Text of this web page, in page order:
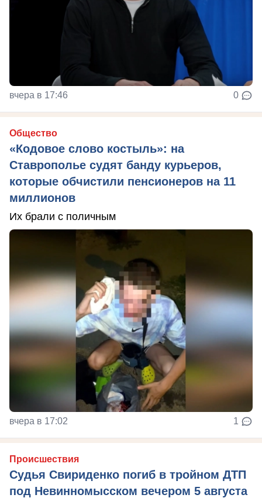
вчера в 17:46 0
Общество
«Кодовое слово костыль»: на
Ставрополье судят банду курьеров,
которые обчистили пенсионеров на 11
миллионов
Их брали с поличным
вчера в 17:02 1
Происшествия
Судья Свириденко погиб в тройном ДТП
под Невинномысском вечером 5 августа